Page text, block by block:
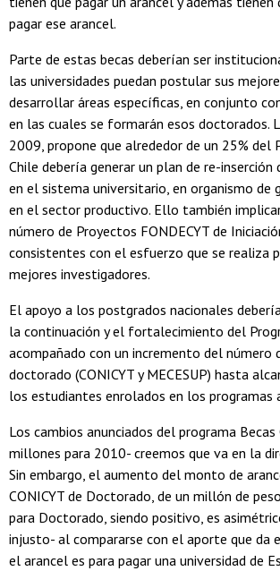
pagar ese arancel.
Parte de estas becas deberían ser
las universidades puedan postular sus
desarrollar áreas específicas, en conjunto
en las cuales se formarán esos doctorados.
2009, propone que alrededor de un 25% del
Chile debería generar un plan de re-inserción
en el sistema universitario, en organismo de
en el sector productivo. Ello también
número de Proyectos FONDECYT de
consistentes con el esfuerzo que se realiza
mejores investigadores.
El apoyo a los postgrados nacionales
la continuación y el fortalecimiento del
acompañado con un incremento del número
doctorado (CONICYT y MECESUP) hasta
los estudiantes enrolados en los programas
Los cambios anunciados del programa
millones para 2010- creemos que va en la
Sin embargo, el aumento del monto de
CONICYT de Doctorado, de un millón de
para Doctorado, siendo positivo, es
injusto- al compararse con el aporte que da
el arancel es para pagar una universidad de